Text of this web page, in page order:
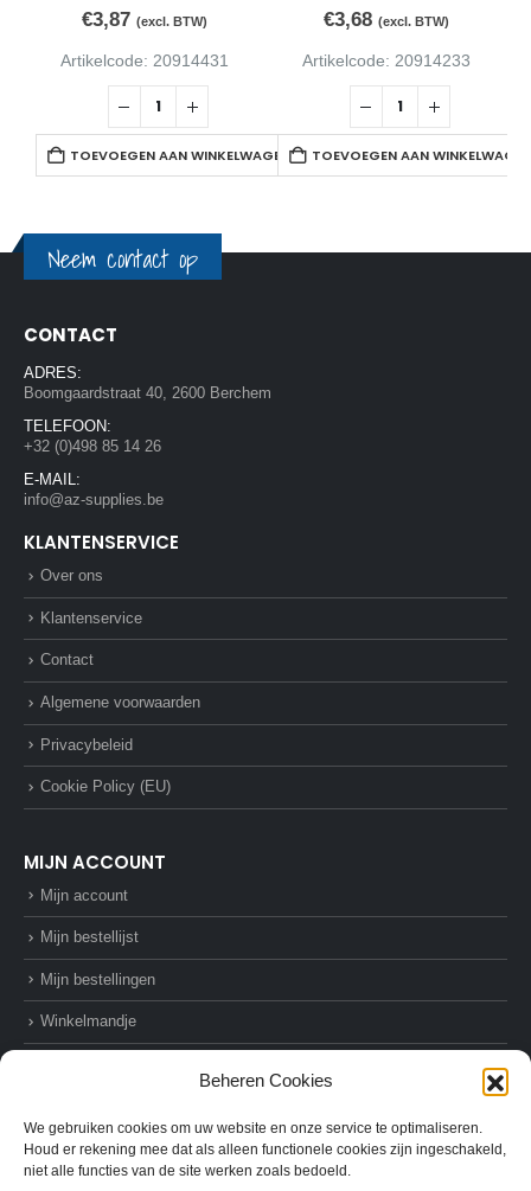
Beheren Cookies
We gebruiken cookies om uw website en onze service te optimaliseren.
Houd er rekening mee dat als alleen functionele cookies zijn ingeschakeld,
niet alle functies van de site werken zoals bedoeld.
€3,87 (excl. BTW)
Artikelcode: 20914431
TOEVOEGEN AAN WINKELWAGEN
€3,68 (excl. BTW)
Artikelcode: 20914233
TOEVOEGEN AAN
Neem contact op
CONTACT
ADRES:
Boomgaardstraat 40, 2600 Berchem
TELEFOON:
+32 (0)498 85 14 26
E-MAIL:
info@az-supplies.be
KLANTENSERVICE
Over ons
Klantenservice
Contact
Algemene voorwaarden
Privacybeleid
Cookie Policy (EU)
MIJN ACCOUNT
Mijn account
Mijn bestellijst
Mijn bestellingen
Winkelmandje